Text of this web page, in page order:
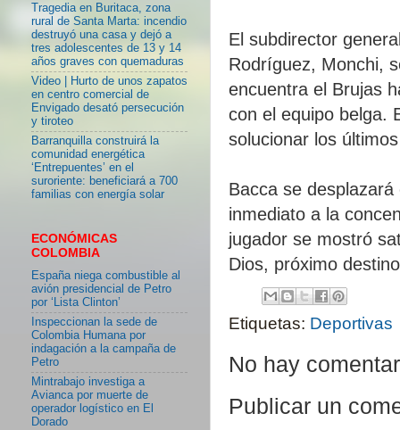
El subdirector
Rodríguez, Monchi,
encuentra el Brujas
con el equipo belga.
solucionar los
Bacca se
inmediato a la
jugador se mostró
Dios, próximo
Etiquetas: Deportivas
No hay
Publicar un
Tragedia en Buritaca, zona
rural de Santa Marta: incendio
destruyó una casa y dejó a
tres adolescentes de 13 y 14
años graves con quemaduras
Video | Hurto de unos zapatos
en centro comercial de
Envigado desató persecución
y tiroteo
Barranquilla construirá la
comunidad energética
‘Entrepuentes’ en el
suroriente: beneficiará a 700
familias con energía solar
ECONÓMICAS
COLOMBIA
España niega combustible al
avión presidencial de Petro
por ‘Lista Clinton’
Inspeccionan la sede de
Colombia Humana por
indagación a la campaña de
Petro
Mintrabajo investiga a
Avianca por muerte de
operador logístico en El
Dorado